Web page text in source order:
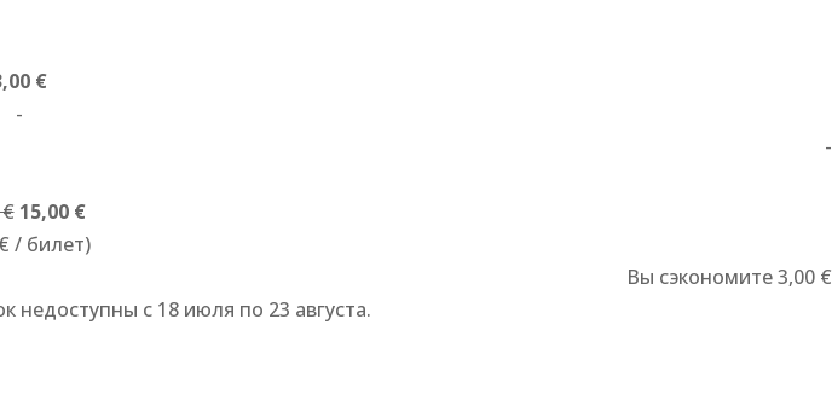
€
-
-
15,00 €
/ билет)
Вы сэкономите 3,00 €
недоступны с 18 июля по 23 августа.